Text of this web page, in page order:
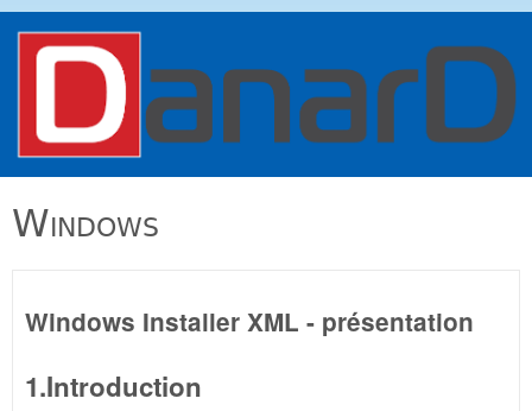
danard.net
Windows
Windows Installer XML - présentation
1.Introduction